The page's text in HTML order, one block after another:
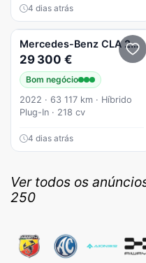
4 dias atrás
Mercedes-Benz CLA 250
29 300 €
Bom negócio
2022 · 63 117 km · Híbrido
Plug-In · 218 cv
4 dias atrás
Ver todos os
250